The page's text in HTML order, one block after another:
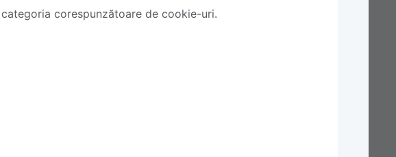
corespunzătoare de cookie-uri.